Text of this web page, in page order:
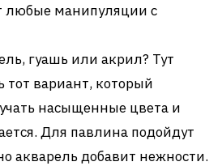
манипуляции с
гуашь или акрил? Тут
тот вариант, который
насыщенные цвета и
Для павлина подойдут
акварель добавит нежности.